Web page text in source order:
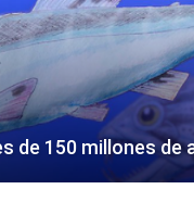
de 150 millones de